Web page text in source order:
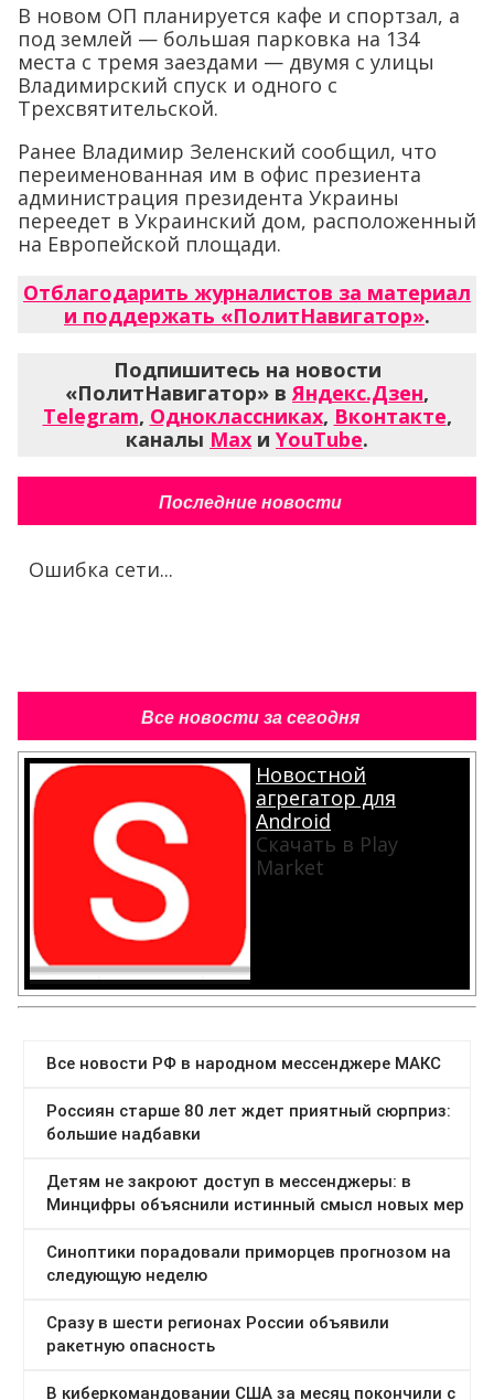
В новом ОП планируется кафе и спортзал, а
под землей — большая парковка на 134
места с тремя заездами — двумя с улицы
Владимирский спуск и одного с
Трехсвятительской.
Ранее Владимир Зеленский сообщил, что
переименованная им в офис презиента
администрация президента Украины
переедет в Украинский дом, расположенный
на Европейской площади.
Отблагодарить журналистов за материал
и поддержать «ПолитНавигатор».
Подпишитесь на новости
«ПолитНавигатор» вЯндекс.Дзен,
Telegram, Одноклассниках, Вконтакте,
каналы Max и YouTube.
Последние новости
Ошибка сети...
Все новости за сегодня
Новостной
агрегатор для
Android
Скачать в Play
Market